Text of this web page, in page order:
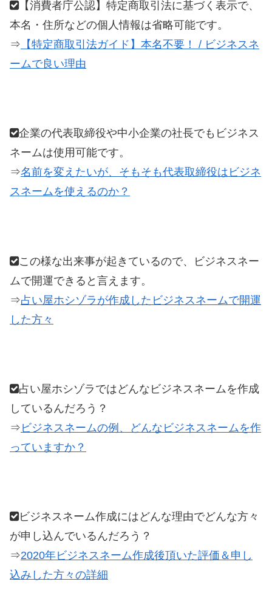
【消費者庁公認】特定商取引法に基づく表示で、
本名・住所などの個人情報は省略可能です。
⇒ 【特定商取引法ガイド】本名不要！ / ビジネスネ
ームで良い理由
企業の代表取締役や中小企業の社長でもビジネス
ネームは使用可能です。
⇒名前を変えたいが、そもそも代表取締役はビジネ
スネームを使えるのか？
この様な出来事が起きているので、ビジネスネー
ムで開運できると言えます。
⇒占い屋ホシゾラが作成したビジネスネームで開運
した方々
占い屋ホシゾラではどんなビジネスネームを作成
しているんだろう？
⇒ ビジネスネームの例、どんなビジネスネームを作
っていますか？
ビジネスネーム作成にはどんな理由でどんな方々
が申し込んでいるんだろう？
⇒2020年ビジネスネーム作成後頂いた評価＆申し
込みした方々の詳細